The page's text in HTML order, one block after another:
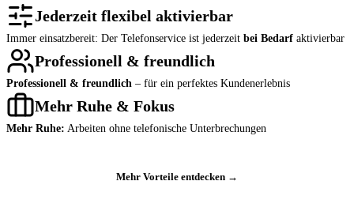
Jederzeit flexibel aktivierbar
Immer einsatzbereit: Der Telefonservice ist jederzeit bei Bedarf aktivierbar
Professionell & freundlich
Professionell & freundlich – für ein perfektes Kundenerlebnis
Mehr Ruhe & Fokus
Mehr Ruhe: Arbeiten ohne telefonische Unterbrechungen
Mehr Vorteile entdecken →